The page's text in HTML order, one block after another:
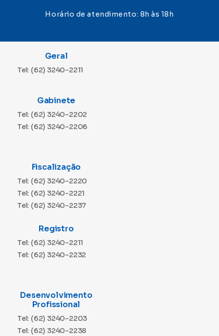
Horário de atendimento: 8h às 18h
Geral
Tel: (62) 3240-2211
Gabinete
Tel: (62) 3240-2202
Tel: (62) 3240-2206
Fiscalização
Tel: (62) 3240-2220
Tel: (62) 3240-2221
Tel: (62) 3240-2237
Registro
Tel: (62) 3240-2211
Tel: (62) 3240-2232
Desenvolvimento
Profissional
Tel: (62) 3240-2203
Tel: (62) 3240-2238